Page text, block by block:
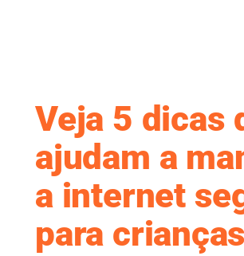
Veja 5 dicas
ajudam a
a internet
para crianças